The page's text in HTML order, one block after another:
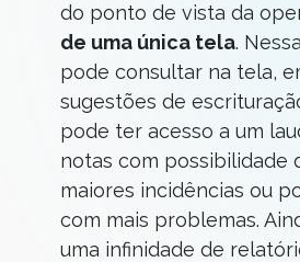
do ponto de vista da
de uma única tela.
pode consultar na tela,
sugestões de
pode ter acesso a um
notas com possibilidade
maiores incidências ou
com mais problemas.
uma infinidade de